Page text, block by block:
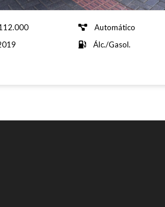
Automático
Álc./Gasol.